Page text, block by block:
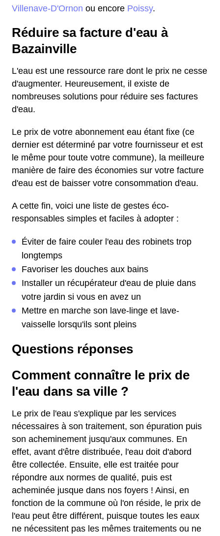
Villenave-D'Ornon ou encore Poissy.
Réduire sa facture d'eau à
Bazainville
L'eau est une ressource rare dont le prix ne cesse
d'augmenter. Heureusement, il existe de
nombreuses solutions pour réduire ses factures
d'eau.
Le prix de votre abonnement eau étant fixe (ce
dernier est déterminé par votre fournisseur et est
le même pour toute votre commune), la meilleure
manière de faire des économies sur votre facture
d'eau est de baisser votre consommation d'eau.
A cette fin, voici une liste de gestes éco-
responsables simples et faciles à adopter :
Éviter de faire couler l'eau des robinets trop
longtemps
Favoriser les douches aux bains
Installer un récupérateur d'eau de pluie dans
votre jardin si vous en avez un
Mettre en marche son lave-linge et lave-
vaisselle lorsqu'ils sont pleins
Questions réponses
Comment connaître le prix de
l'eau dans sa ville ?
Le prix de l'eau s'explique par les services
nécessaires à son traitement, son épuration puis
son acheminement jusqu'aux communes. En
effet, avant d'être distribuée, l'eau doit d'abord
être collectée. Ensuite, elle est traitée pour
répondre aux normes de qualité, puis est
acheminée jusque dans nos foyers ! Ainsi, en
fonction de la commune où l'on réside, le prix de
l'eau peut être différent, puisque toutes les eaux
ne nécessitent pas les mêmes traitements ou ne